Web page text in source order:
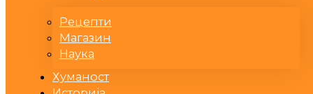
Рецепти
Магазин
Наука
Хуманост